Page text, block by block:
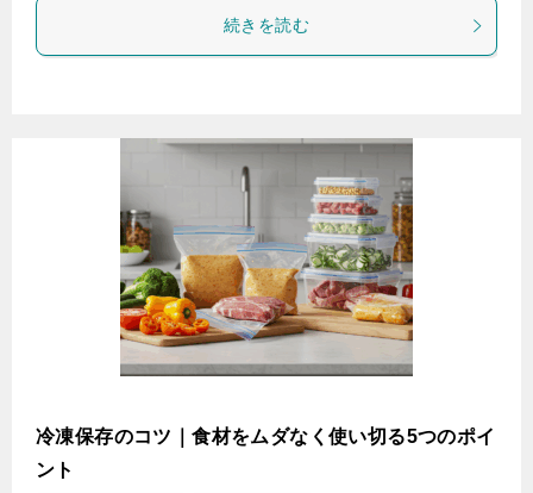
続きを読む
冷凍保存のコツ｜食材をムダなく使い切る5つのポイ
ント